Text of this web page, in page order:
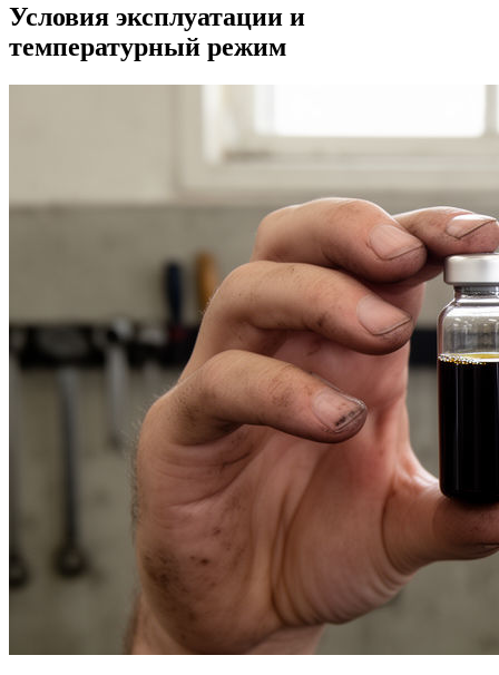
Условия эксплуатации и
температурный режим